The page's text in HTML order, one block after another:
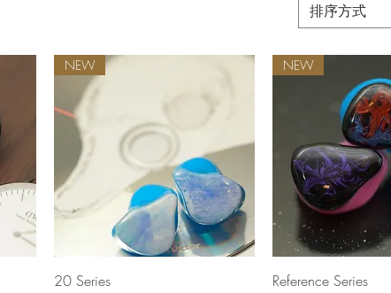
排序方式
NEW
20 Series
快速瀏覽
NEW
Reference Series